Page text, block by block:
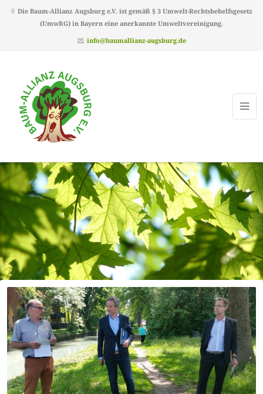
Die Baum-Allianz Augsburg e.V. ist gemäß § 3 Umwelt-Rechtsbehelfsgesetz
(UmwRG) in Bayern eine anerkannte Umweltvereinigung.
info@baumallianz-augsburg.de